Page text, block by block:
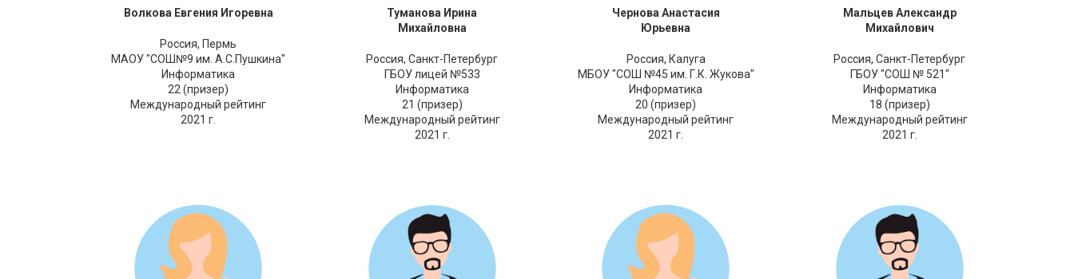
Волкова Евгения Игоревна
Россия, Пермь
МАОУ "СОШ№9 им. А.С.Пушкина"
Информатика
22 (призер)
Международный рейтинг
2021 г.
Туманова Ирина
Михайловна
Россия, Санкт-Петербург
ГБОУ лицей №533
Информатика
21 (призер)
Международный рейтинг
2021 г.
Чернова Анастасия
Юрьевна
Россия, Калуга
МБОУ "СОШ №45 им. Г.К. Жукова"
Информатика
20 (призер)
Международный рейтинг
2021 г.
Мальцев Александр
Михайлович
Россия, Санкт-Петербург
ГБОУ "СОШ № 521"
Информатика
18 (призер)
Международный рейтинг
2021 г.